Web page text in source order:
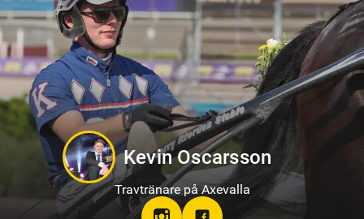
Sandra Eriksson
Travtränare på Bodentravet